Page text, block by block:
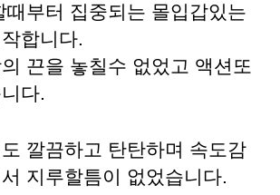
때부터 집중되는 몰입갑있는
합니다.
끈을 놓칠수 없었고 액션또
다.
깔끔하고 탄탄하며 속도감
지루할틈이 없었습니다.